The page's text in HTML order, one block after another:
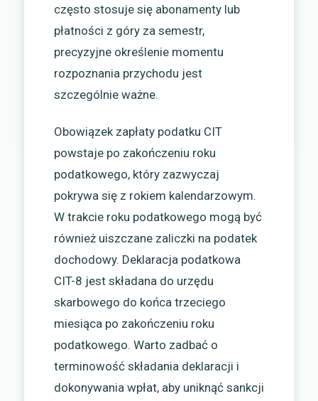
często stosuje się abonamenty lub
płatności z góry za semestr,
precyzyjne określenie momentu
rozpoznania przychodu jest
szczególnie ważne.
Obowiązek zapłaty podatku CIT
powstaje po zakończeniu roku
podatkowego, który zazwyczaj
pokrywa się z rokiem kalendarzowym.
W trakcie roku podatkowego mogą być
również uiszczane zaliczki na podatek
dochodowy. Deklaracja podatkowa
CIT-8 jest składana do urzędu
skarbowego do końca trzeciego
miesiąca po zakończeniu roku
podatkowego. Warto zadbać o
terminowość składania deklaracji i
dokonywania wpłat, aby uniknąć sankcji